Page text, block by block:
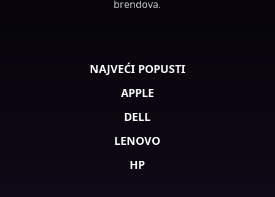
brendova.
NAJVEĆI POPUSTI
APPLE
DELL
LENOVO
HP